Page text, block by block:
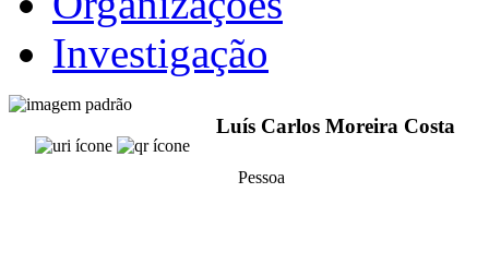
Investigação
Luís Carlos Moreira Costa
Pessoa